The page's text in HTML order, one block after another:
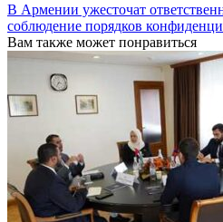
В Армении ужесточат
соблюдение порядков
Вам также может понравиться